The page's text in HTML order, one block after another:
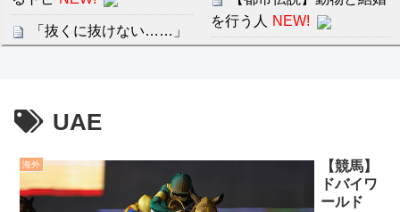
「抜くに抜けない……」
初心者ワイのケーキ制作
NEW!
【安価・あんこ】ナポリ
を行う人
NEW!
【地獄のような聴聞会】
UAE
海外
【競馬】
ドバイワ
ールド